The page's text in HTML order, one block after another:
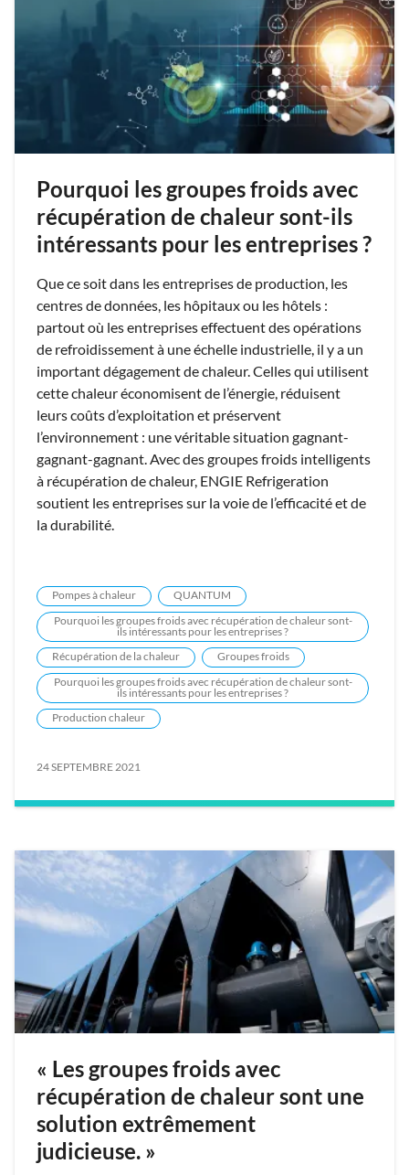
Pourquoi les groupes froids avec
récupération de chaleur sont-ils
intéressants pour les entreprises ?
Que ce soit dans les entreprises de production, les
centres de données, les hôpitaux ou les hôtels :
partout où les entreprises effectuent des opérations
de refroidissement à une échelle industrielle, il y a un
important dégagement de chaleur. Celles qui utilisent
cette chaleur économisent de l’énergie, réduisent
leurs coûts d’exploitation et préservent
l’environnement : une véritable situation gagnant-
gagnant-gagnant. Avec des groupes froids intelligents
à récupération de chaleur, ENGIE Refrigeration
soutient les entreprises sur la voie de l’efficacité et de
la durabilité.
Pompes à chaleur
QUANTUM
Pourquoi les groupes froids avec récupération de chaleur sont-
ils intéressants pour les entreprises ?
Récupération de la chaleur
Groupes froids
Pourquoi les groupes froids avec récupération de chaleur sont-
ils intéressants pour les entreprises ?
Production chaleur
24 SEPTEMBRE 2021
« Les groupes froids avec
récupération de chaleur sont une
solution extrêmement
judicieuse. »